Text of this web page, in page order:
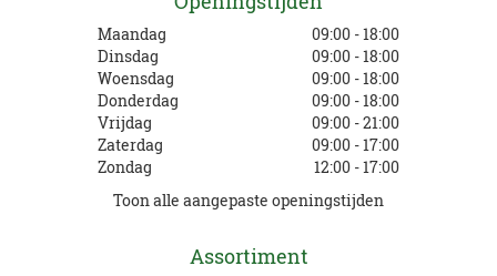
Maandag
09:00 - 18:00
Dinsdag
09:00 - 18:00
Woensdag
09:00 - 18:00
Donderdag
09:00 - 18:00
Vrijdag
09:00 - 21:00
Zaterdag
09:00 - 17:00
Zondag
12:00 - 17:00
Toon alle aangepaste openingstijden
Assortiment